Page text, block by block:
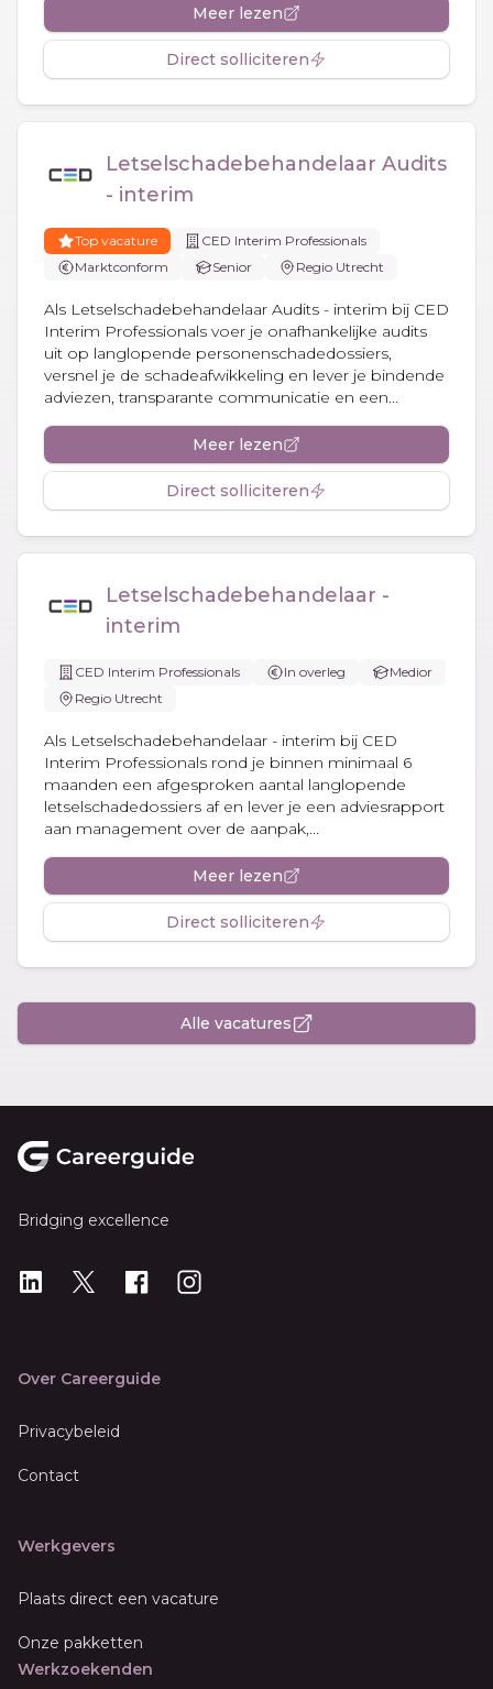
Meer lezen
Direct solliciteren
Letselschadebehandelaar Audits
- interim
Top vacature
CED Interim Professionals
Marktconform
Senior Regio Utrecht
Als Letselschadebehandelaar Audits - interim bij CED
Interim Professionals voer je onafhankelijke audits
uit op langlopende personenschadedossiers,
versnel je de schadeafwikkeling en lever je bindende
adviezen, transparante communicatie en een...
Meer lezen
Direct solliciteren
Letselschadebehandelaar -
interim
CED Interim Professionals In overleg
Medior
Regio Utrecht
Als Letselschadebehandelaar - interim bij CED
Interim Professionals rond je binnen minimaal 6
maanden een afgesproken aantal langlopende
letselschadedossiers af en lever je een adviesrapport
aan management over de aanpak,...
Meer lezen
Direct solliciteren
Alle vacatures
Bridging excellence
LinkedIn
X Instagram
Over Careerguide
Privacybeleid
Contact
Werkgevers
Plaats direct een vacature
Onze pakketten
Werkzoekenden